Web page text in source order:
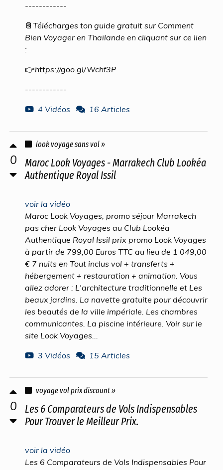
------------
📔Télécharges ton guide gratuit sur Comment
Bien Voyager en Thailande en cliquant sur ce lien
:
👉https://goo.gl/Wchf3P
------------
4 Vidéos
16 Articles
0
look voyage sans vol »
Maroc Look Voyages - Marrakech Club Lookéa
Authentique Royal Issil
voir la vidéo
Maroc Look Voyages, promo séjour Marrakech
pas cher Look Voyages au Club Lookéa
Authentique Royal Issil prix promo Look Voyages
à partir de 799,00 Euros TTC au lieu de 1 049,00
€ 7 nuits en Tout inclus vol + transferts +
hébergement + restauration + animation. Vous
allez adorer : L'architecture traditionnelle et Les
beaux jardins. La navette gratuite pour découvrir
les beautés de la ville impériale. Les chambres
communicantes. La piscine intérieure. Voir sur le
site Look Voyages...
3 Vidéos
15 Articles
0
voyage vol prix discount »
Les 6 Comparateurs de Vols Indispensables
Pour Trouver le Meilleur Prix.
voir la vidéo
Les 6 Comparateurs de Vols Indispensables Pour